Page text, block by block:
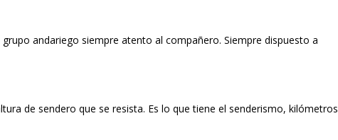
andariego siempre atento al compañero. Siempre dispuesto a
de sendero que se resista. Es lo que tiene el senderismo, kilómetros